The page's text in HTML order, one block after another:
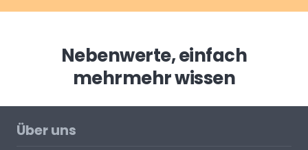
Nebenwerte, einfach
mehrmehr wissen
Über uns